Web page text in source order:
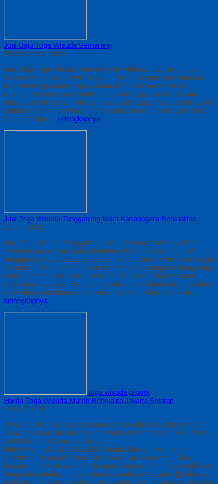
Jual Baju Toga Wisuda Semarang
28 Desember 2020
Jual Baju Toga Wisuda Semarang by Alfairuz Jual Baju Toga
Wisuda Semarang Jawa Tengah – Produsen pemasok busana
toga. terima pesanan toga wisuda, di dunia konveksi toga
mempunyai beberapa model bahan kain toga. Umumnya ada
sekian banyak bahan/kain yang konveksi toga alfairuz pakai salah
satunya : bahan bestway, bahan saten, bahan beludru, jet-black.
Saat sebelum… selengkapnya
Jual Toga Wisuda Tenggarong Kutai Kartanegara Berkualitas
11 Juni 2026
Jual Toga Wisuda Tenggarong Kutai Kartanegara Berkualitas
Premium untuk Berbagai Kebutuhan Akademik Jual Toga Wisuda
Tenggarong Kutai Kartanegara dengan Kualitas Terbaik dan Harga
Kompetitif Wisuda merupakan momen yang sangat berharga bagi
setiap peserta didik. Baik siswa TK, SD, SMP, SMA maupun
mahasiswa, prosesi wisuda menjadi simbol keberhasilan setelah
menyelesaikan tahapan pendidikan tertentu. Oleh karena itu,…
selengkapnya
toga wisuda jakarta
Harga Toga Wisuda Murah Berkualita Jakarta Selatan
9 Maret 2026
Penyedia Toga Wisuda Bersahabat Berkelas Berkaitan dengan
Banyak variasi Struktur Dunia pendidikan WhatsApp: 0812-2282-
1060 Klik untuk konsultasi langsung:
https://wa.me/6281222821060 Wisuda Menjadi Momentum
Signifikan Di ranah Proses Sistem belajar seseorang. Oleh
karena itu, banyak sekolah, kampus, maupun lembaga pendidikan
yang membutuhkan perlengkapan wisuda berkualitas. ||Salah satu
perlengkapan utama adalah toga wisuda, saat ini, banyak lembaga